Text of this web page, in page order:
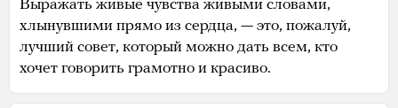
Выражать живые чувства живыми словами,
хлынувшими прямо из сердца, — это, пожалуй,
лучший совет, который можно дать всем, кто
хочет говорить грамотно и красиво.